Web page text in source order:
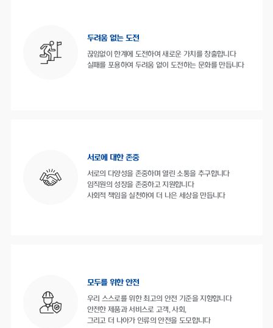
두려움 없는 도전
끊임없이 한계에 도전하여 새로운 가치를 창출합니다
실패를 포용하여 두려움 없이 도전하는 문화를 만듭니다
서로에 대한 존중
서로의 다양성을 존중하며 열린 소통을 추구합니다
임직원의 성장을 존중하고 지원합니다
사회적 책임을 실천하여 더 나은 세상을 만듭니다
모두를 위한 안전
우리 스스로를 위한 최고의 안전 기준을 지향합니다
안전한 제품과 서비스로 고객, 사회,
그리고 더 나아가 인류의 안전을 도모합니다